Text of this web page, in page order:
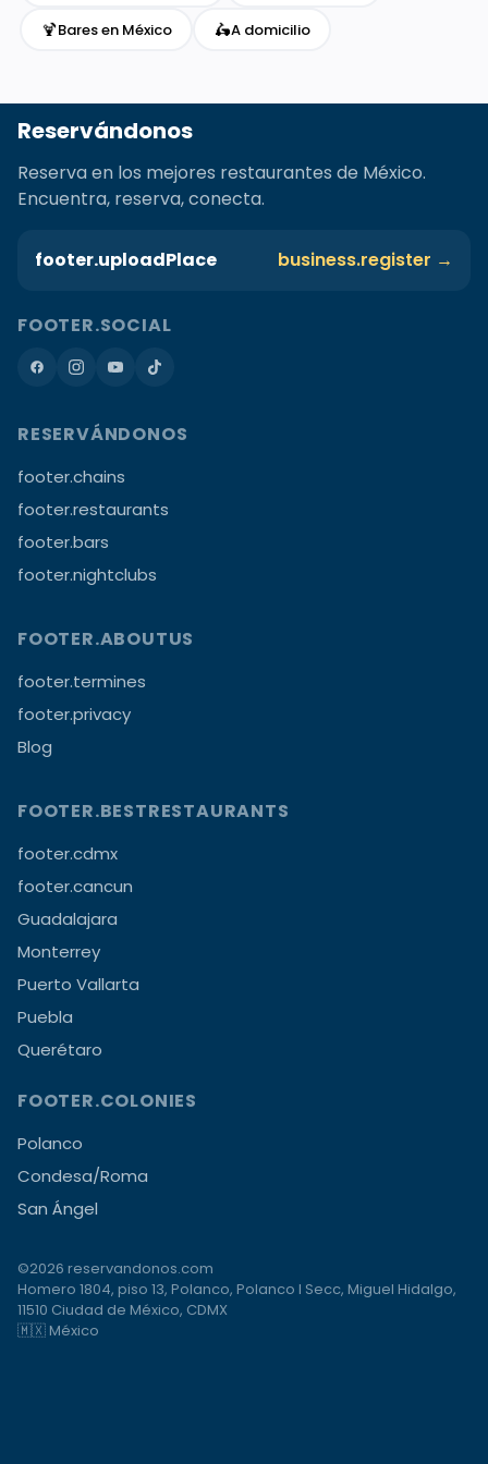
🍹Bares en México 🛵A domicilio
Reservándonos
Reserva en los mejores restaurantes de México.
Encuentra, reserva, conecta.
footer.uploadPlace business.register →
FOOTER.SOCIAL
RESERVÁNDONOS
footer.chains
footer.restaurants
footer.bars
footer.nightclubs
FOOTER.ABOUTUS
footer.termines
footer.privacy
Blog
FOOTER.BESTRESTAURANTS
footer.cdmx
footer.cancun
Guadalajara
Monterrey
Puerto Vallarta
Puebla
Querétaro
FOOTER.COLONIES
Polanco
Condesa/Roma
San Ángel
©2026 reservandonos.com
Homero 1804, piso 13, Polanco, Polanco I Secc, Miguel Hidalgo,
11510 Ciudad de México, CDMX
🇲🇽 México